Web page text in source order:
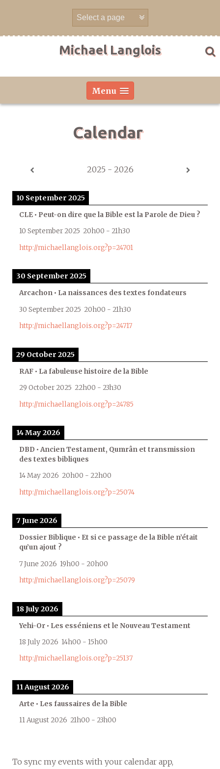
Michael Langlois
Menu
Calendar
2025 - 2026
10 September 2025
CLE • Peut-on dire que la Bible est la Parole de Dieu ?
10 September 2025 20h00 - 21h30
http://michaellanglois.org?p=24701
30 September 2025
Arcachon • La naissances des textes fondateurs
30 September 2025 20h00 - 21h30
http://michaellanglois.org?p=24717
29 October 2025
RAF • La fabuleuse histoire de la Bible
29 October 2025 22h00 - 23h30
http://michaellanglois.org?p=24785
14 May 2026
DBD • Ancien Testament, Qumrân et transmission
des textes bibliques
14 May 2026 20h00 - 22h00
http://michaellanglois.org?p=25074
7 June 2026
Dossier Biblique • Et si ce passage de la Bible n’était
qu’un ajout ?
7 June 2026 19h00 - 20h00
http://michaellanglois.org?p=25079
18 July 2026
Yehi-Or • Les esséniens et le Nouveau Testament
18 July 2026 14h00 - 15h00
http://michaellanglois.org?p=25137
11 August 2026
Arte • Les faussaires de la Bible
11 August 2026 21h00 - 23h00
To sync my events with your calendar app,